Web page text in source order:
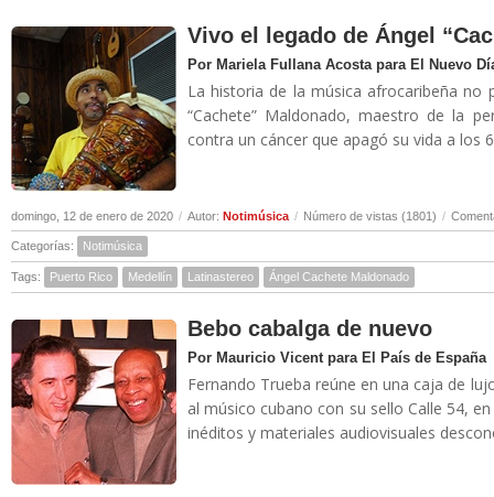
Vivo el legado de Ángel
Por Mariela Fullana Acosta para El Nuevo
La historia de la música afrocaribeña no
“Cachete” Maldonado, maestro de la
contra un cáncer que apagó su vida a los
domingo, 12 de enero de 2020 / Autor: Notimúsica / Número de vistas (1801) /
Categorías: Notimúsica
Tags: Puerto Rico Medellín Latinastereo Ángel Cachete Maldonado
Bebo cabalga de nuevo
Por Mauricio Vicent para El País de España
Fernando Trueba reúne en una caja de
al músico cubano con su sello Calle 54,
inéditos y materiales audiovisuales